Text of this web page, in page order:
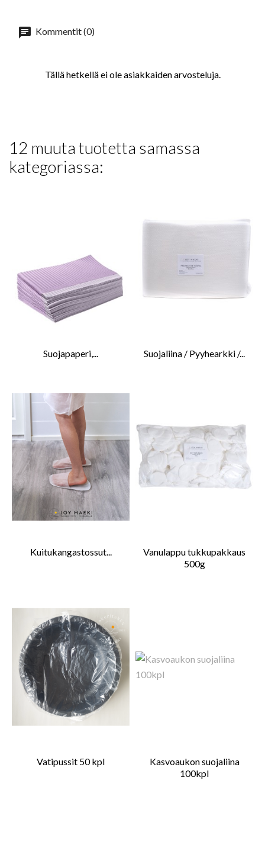
Kommentit (0)
Tällä hetkellä ei ole asiakkaiden arvosteluja.
12 muuta tuotetta samassa
kategoriassa:
Suojapaperi,... Suojaliina / Pyyhearkki /...
Kuitukangastossut...
Vanulappu tukkupakkaus
500g
Vatipussit 50 kpl
Kasvoaukon suojaliina
100kpl